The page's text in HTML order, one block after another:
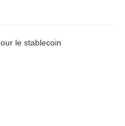
le stablecoin